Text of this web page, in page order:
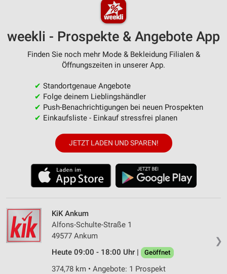
weekli - Prospekte & Angebote App
Finden Sie noch mehr Mode & Bekleidung Filialen &
Öffnungszeiten in unserer App.
✔ Standortgenaue Angebote
✔ Folge deinem Lieblingshändler
✔ Push-Benachrichtigungen bei neuen Prospekten
✔ Einkaufsliste - Einkauf stressfrei planen
JETZT LADEN UND SPAREN!
❯
KiK Ankum
Alfons-Schulte-Straße 1
49577 Ankum
Heute 09:00 - 18:00 Uhr |
Geöffnet
374,78 km • Angebote: 1 Prospekt